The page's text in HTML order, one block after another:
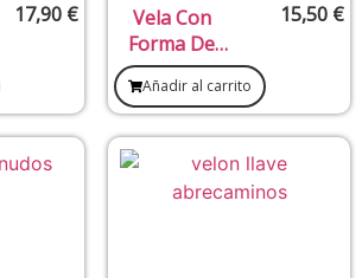
17,90 €
Vela Con
Forma De
Pirámide
Corta
Negatividad
15,50 €
Añadir al carrito